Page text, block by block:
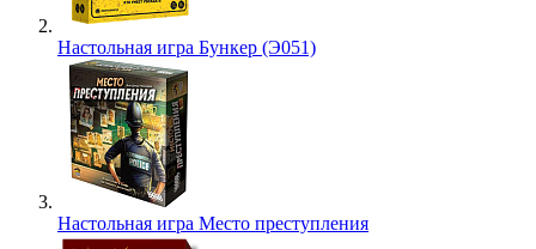
Настольная игра Бункер (Э051)
Настольная игра Место преступления